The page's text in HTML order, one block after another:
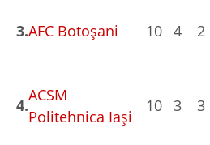
3.AFC Botoşani 10 4 2
4.
ACSM
Politehnica Iaşi
10 3 3